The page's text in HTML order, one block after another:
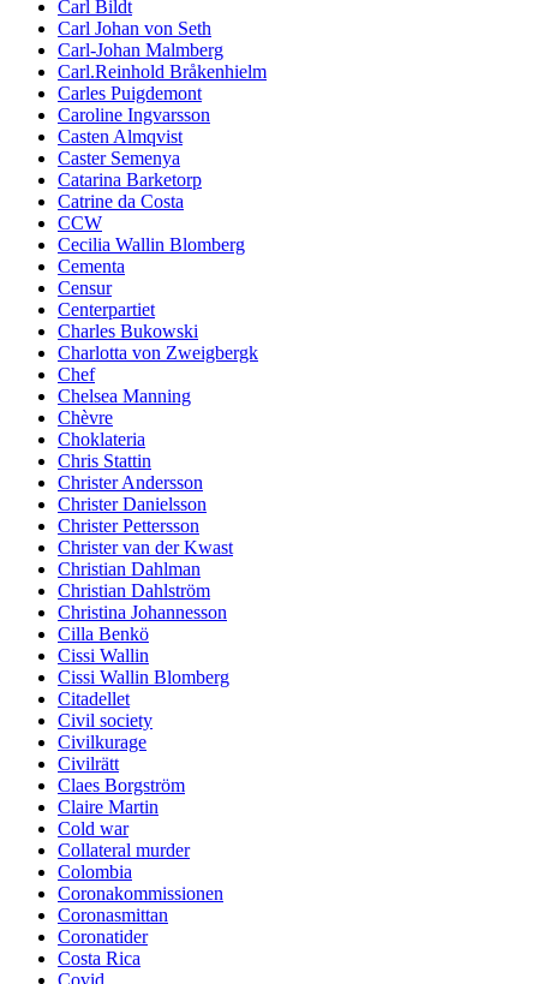
Carl Bildt
Carl Johan von Seth
Carl-Johan Malmberg
Carl.Reinhold Bråkenhielm
Carles Puigdemont
Caroline Ingvarsson
Casten Almqvist
Caster Semenya
Catarina Barketorp
Catrine da Costa
CCW
Cecilia Wallin Blomberg
Cementa
Censur
Centerpartiet
Charles Bukowski
Charlotta von Zweigbergk
Chef
Chelsea Manning
Chèvre
Choklateria
Chris Stattin
Christer Andersson
Christer Danielsson
Christer Pettersson
Christer van der Kwast
Christian Dahlman
Christian Dahlström
Christina Johannesson
Cilla Benkö
Cissi Wallin
Cissi Wallin Blomberg
Citadellet
Civil society
Civilkurage
Civilrätt
Claes Borgström
Claire Martin
Cold war
Collateral murder
Colombia
Coronakommissionen
Coronasmittan
Coronatider
Costa Rica
Covid